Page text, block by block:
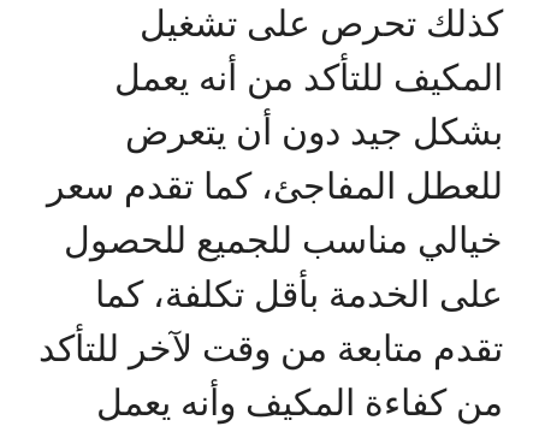
كذلك تحرص على تشغيل
المكيف للتأكد من أنه يعمل
بشكل جيد دون أن يتعرض
للعطل المفاجئ، كما تقدم سعر
خيالي مناسب للجميع للحصول
على الخدمة بأقل تكلفة، كما
تقدم متابعة من وقت لآخر للتأكد
من كفاءة المكيف وأنه يعمل